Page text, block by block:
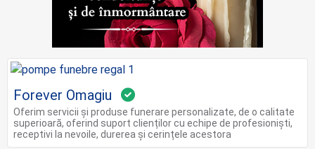
Forever Omagiu
Oferim servicii și produse funerare personalizate, de o calitate
superioară, oferind suport clienților cu echipe de profesioniști,
receptivi la nevoile, durerea și cerințele acestora